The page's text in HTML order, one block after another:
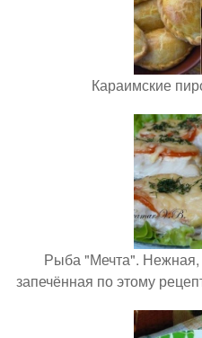
Караимские
Рыба "Мечта". Нежная,
запечённая по этому